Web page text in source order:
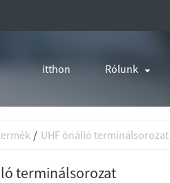
itthon Rólunk
UHF önálló terminálsorozat
terminálsorozat